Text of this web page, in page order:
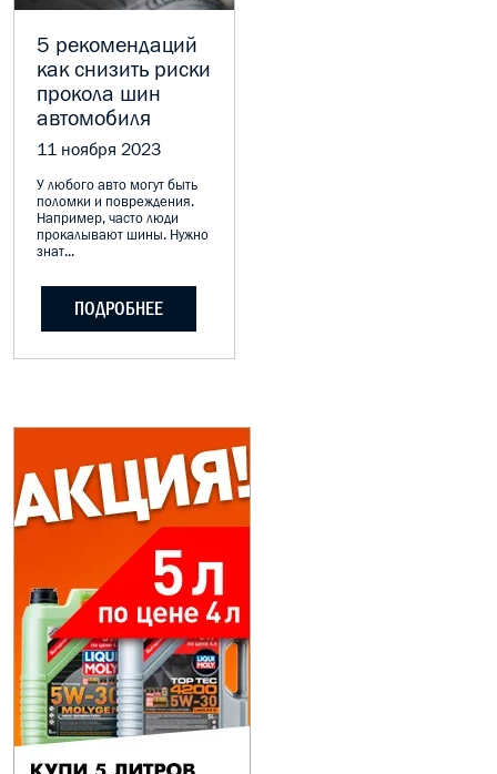
КОНСИСТЕНТНАЯ СМАЗКА
АНТИФРИЗЫ СПЕЦЖИДКОСТИ
ПРИСАДКИ АВТОХИМИЯ
МОТО МАСЛА
5 рекомендаций
как снизить риски
прокола шин
автомобиля
11 ноября 2023
У любого авто могут быть
поломки и повреждения.
Например, часто люди
прокалывают шины. Нужно
знат...
ПОДРОБНЕЕ